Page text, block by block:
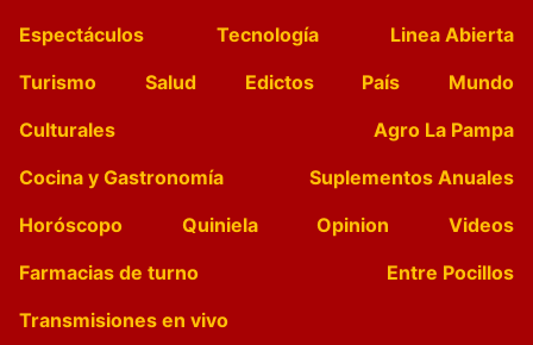
Espectáculos
Tecnología
Linea Abierta
Turismo
Salud Edictos País
Mundo
Culturales
Agro La Pampa
Cocina y Gastronomía
Suplementos Anuales
Horóscopo
Quiniela Opinion
Videos
Farmacias de turno
Entre Pocillos
Transmisiones en vivo